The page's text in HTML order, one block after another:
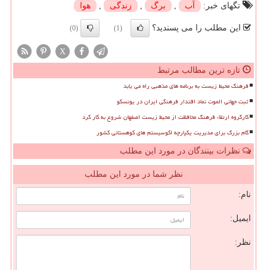
تگهای خبر:
آب , برگ , زندگی , هوا
این مطلب را می پسندید؟ (1)
(0)
X
تازه ترین مطالب مرتبط
فرهنگ محیط زیست به برنامه های مذهبی راه می یابد
ثبت جهانی الموت نماد اقتدار فرهنگی ایران در یونسکو
کارگروه ارتقاء فرهنگ محافظت از محیط زیست اصفهان شروع به کار کرد
گام بزرگ برای مدیریت یکپارچه اکوسیستم های کوهستانی کشور
نظرات بینندگان در مورد این مطلب
نظر شما در مورد این مطلب
نام:
ایمیل:
نظر: